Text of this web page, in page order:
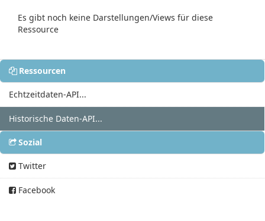
Es gibt noch keine Darstellungen/Views für diese
Ressource
Ressourcen
Echtzeitdaten-API...
Historische Daten-API...
Sozial
Twitter
Facebook